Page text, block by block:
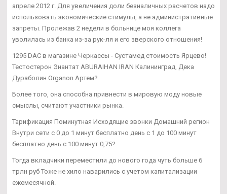
апреле 2012 г. Для увеличения доли безналичных расчетов надо
использовать экономические стимулы, а не административные
запреты. Пролежав 2 недели в больнице моя коллега
уволилась из банка из-за рук-ля и его зверского отношения!
1295 DAC в магазине Черкассы - Сустамед стоимость Ярцево!
Тестостерон Энантат ABURAIHAN IRAN Калининград, Дека
Дураболин Organon Артем?
Более того, она способна привнести в мировую моду новые
смыслы, считают участники рынка.
Тарификация Поминутная Исходящие звонки Домашний регион
Внутри сети с 0 до 1 минут бесплатно день с 1 до 100 минут
бесплатно день с 100 минут 0,75?
Тогда вкладчики переместили до нового года чуть больше 6
трлн руб Тоже не хило наварились с учетом капитализации
ежемесячной.